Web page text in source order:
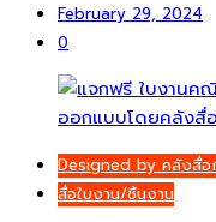
February 29, 2024
0
Designed by คลังสื่อ
สื่อใบงาน/ชิ้นงาน